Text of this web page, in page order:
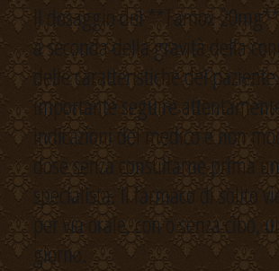
Il dosaggio del **Tamox
a seconda della gravità della
delle caratteristiche del
importante seguire
indicazioni del medico e non
dose senza consultarne prima
specialista. Il farmaco di solito
per via orale, con o senza cibo,
giorno.